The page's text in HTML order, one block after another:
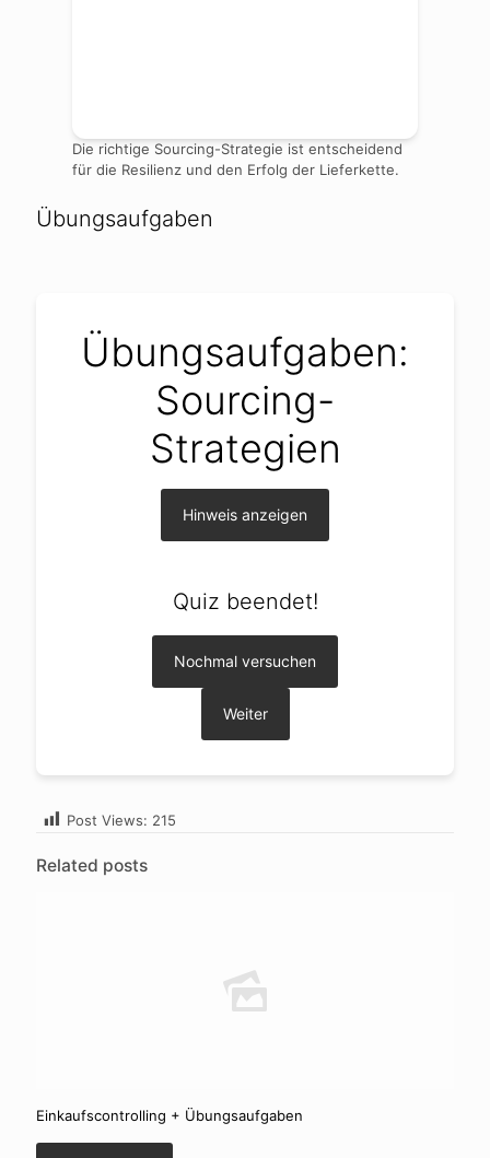
Die richtige Sourcing-Strategie ist entscheidend
für die Resilienz und den Erfolg der Lieferkette.
Übungsaufgaben
Übungsaufgaben:
Sourcing-
Strategien
Hinweis anzeigen
Quiz beendet!
Nochmal versuchen
Weiter
Post Views: 215
Related posts
Einkaufscontrolling + Übungsaufgaben